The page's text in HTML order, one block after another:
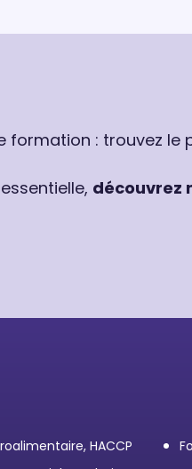
: trouvez le
découvrez
HACCP